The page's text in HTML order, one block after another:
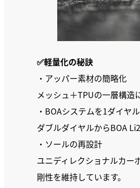
✅軽量化の秘訣
・アッパー素材の簡略化
メッシュ＋TPUの一層構造
・BOAシステムを1ダイヤ
ダブルダイヤルからBOA
・ソールの再設計
ユニディレクショナルカー
剛性を維持しています。